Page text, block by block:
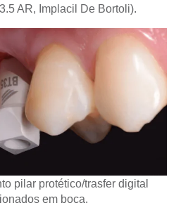
AR, Implacil De Bortoli).
pilar protético/trasfer digital
em boca.